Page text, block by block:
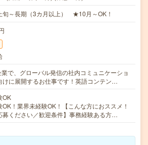
旬～長期（3カ月以上） ★10月～OK！
で、グローバル発信の社内コミュニケーショ
けに展開するお仕事です！英語コンテン…
OK
OK！業界未経験OK！【こんな方におススメ！
募ください／歓迎条件】事務経験ある方…